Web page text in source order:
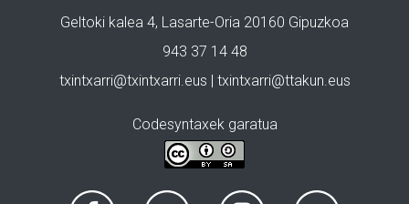
Geltoki kalea 4, Lasarte-Oria 20160 Gipuzkoa
943 37 14 48
txintxarri@txintxarri.eus | txintxarri@ttakun.eus
Codesyntaxek garatua